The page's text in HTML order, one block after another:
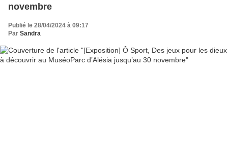
novembre
Publié le 28/04/2024 à 09:17
Par Sandra